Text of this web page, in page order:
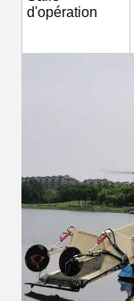
d'opération